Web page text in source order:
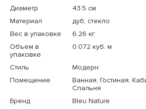
Диаметр
43.5 см
Материал
дуб, стекло
Вес в упаковке
6.26 кг
Объем в
упаковке
0.072 куб. м
Стиль
Модерн
Помещение
Ванная, Гостиная,
Спальня
Бренд
Bleu Nature